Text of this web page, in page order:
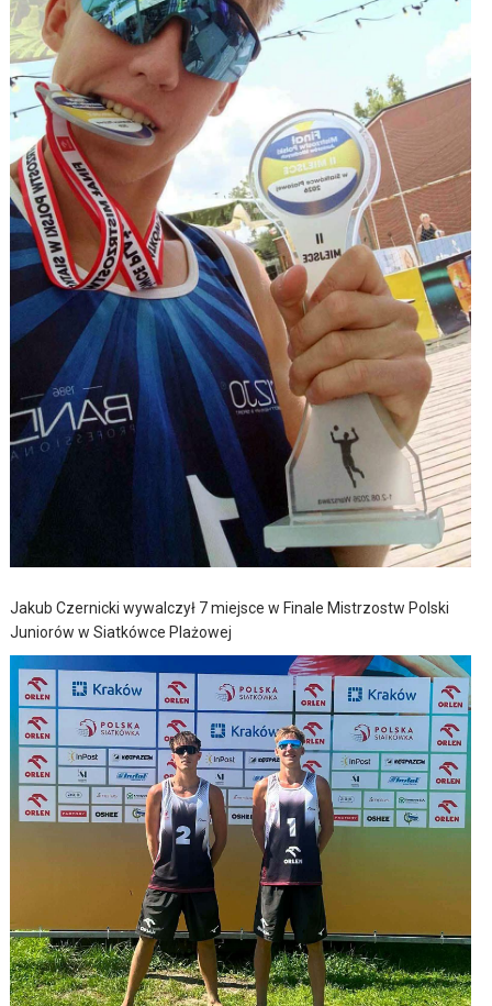
Jakub Czernicki wywalczył 7 miejsce w Finale Mistrzostw Polski
Juniorów w Siatkówce Plażowej